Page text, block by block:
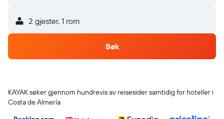
2 gjester, 1 rom
Søk
KAYAK søker gjennom hundrevis av reisesider samtidig for hoteller i
Costa de Almería